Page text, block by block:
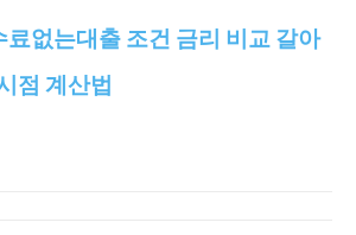
없는대출 조건 금리 비교 갈아
점 계산법